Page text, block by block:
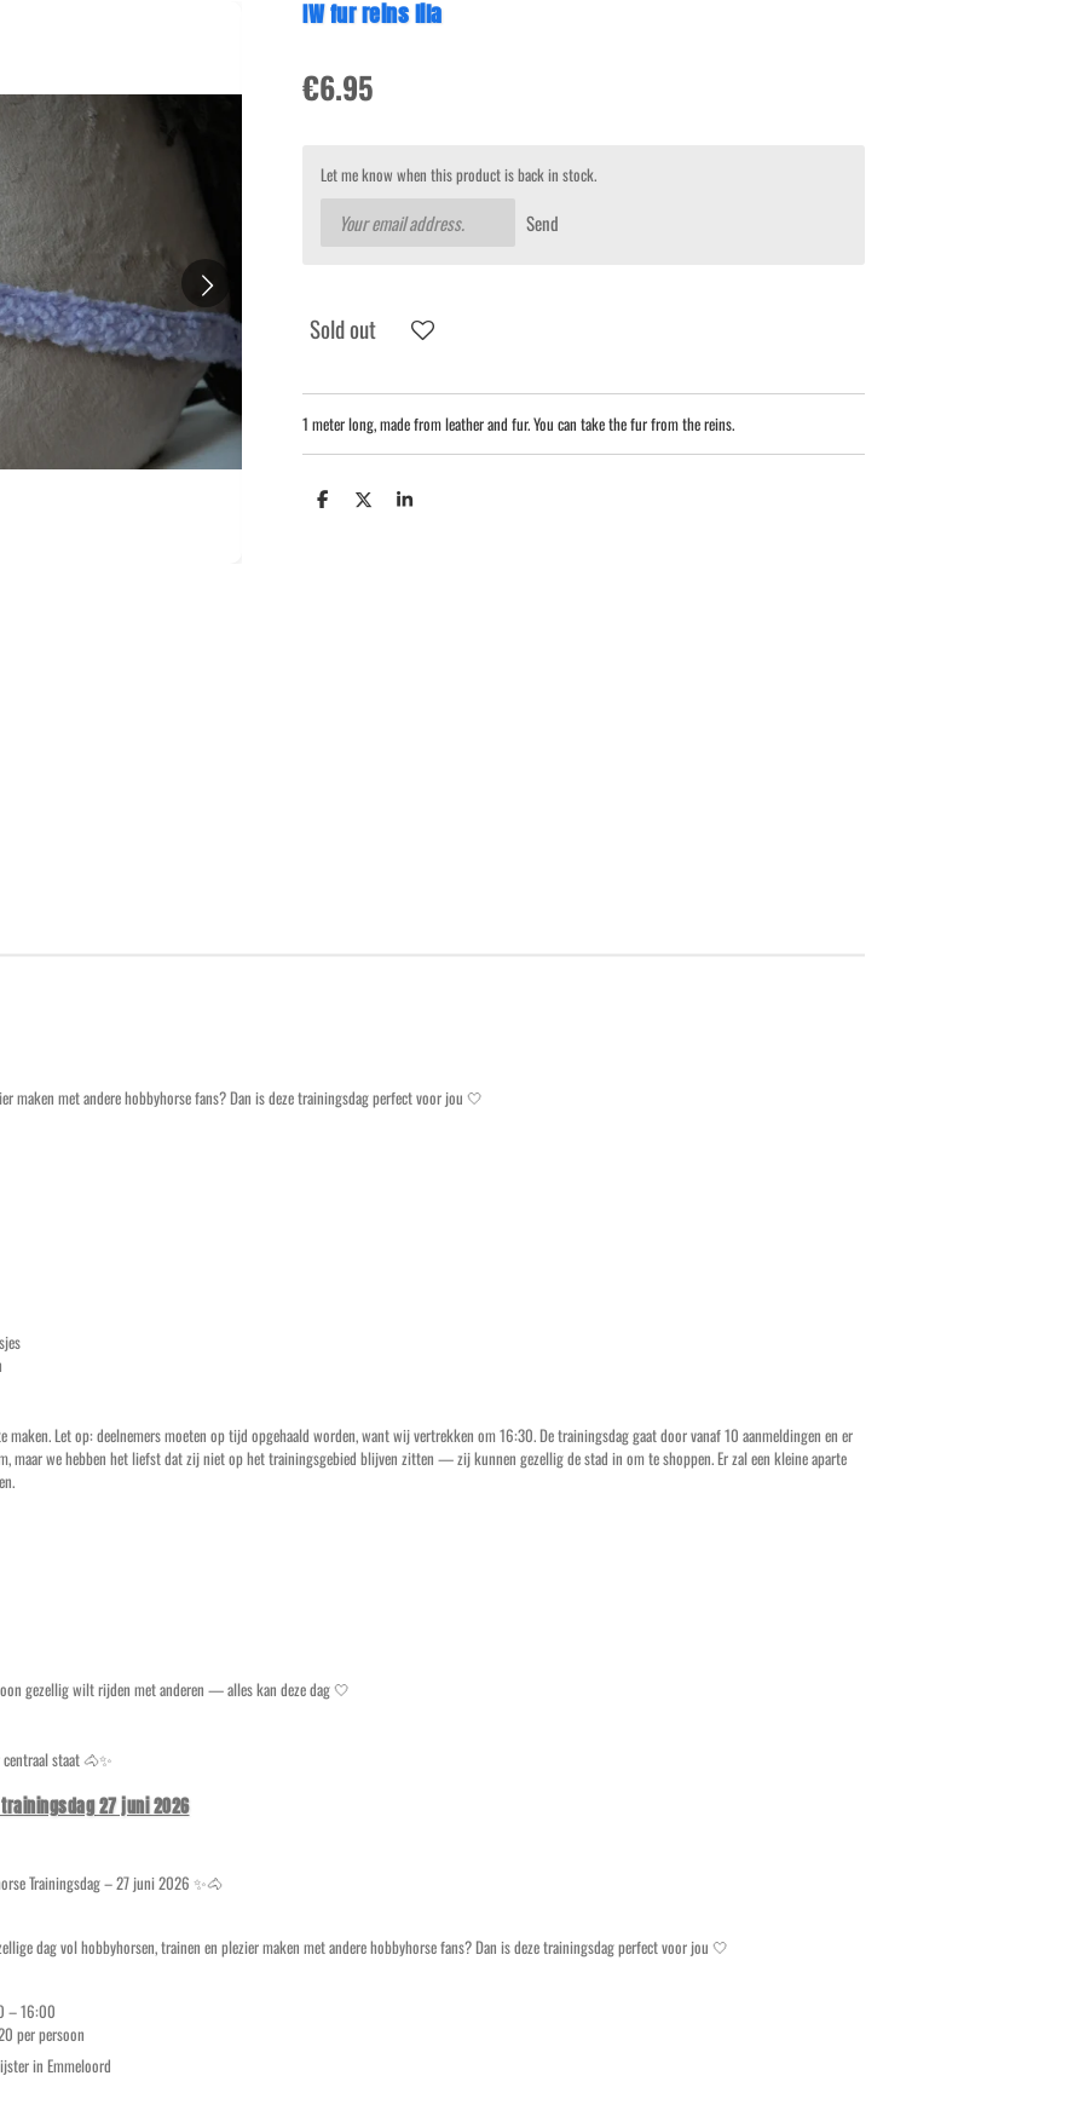
IW fur reins lila
€6.95
Let me know when this product is back in stock.
Send
Sold out
1 meter long, made from leather and fur. You can take the fur from the reins.
S S S
maken met andere hobbyhorse fans? Dan is deze trainingsdag perfect voor jou 🤍
maken. Let op: deelnemers moeten op tijd opgehaald worden, want wij vertrekken om 16:30. De trainingsdag gaat door vanaf 10 aanmeldingen en er
maar we hebben het liefst dat zij niet op het trainingsgebied blijven zitten — zij kunnen gezellig de stad in om te shoppen. Er zal een kleine aparte
gezellig wilt rijden met anderen — alles kan deze dag 🤍
centraal staat 🐴✨
trainingsdag 27 juni 2026
Trainingsdag – 27 juni 2026 ✨🐴
dag vol hobbyhorsen, trainen en plezier maken met andere hobbyhorse fans? Dan is deze trainingsdag perfect voor jou 🤍
– 16:00
per persoon
in Emmeloord